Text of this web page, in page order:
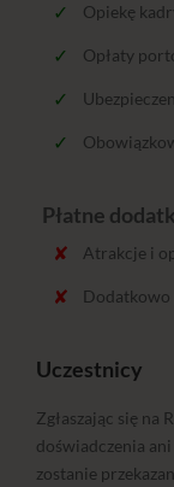
Opiekę
Opłaty
Płatne
Atrakcje i
Dodatkowo
Uczestnicy
Zgłaszając się na
doświadczenia
zostanie